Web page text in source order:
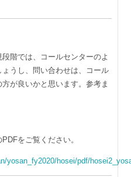
階では、コールセンターのよ
うし、問い合わせは、コール
が良いかと思います。参考ま
をご覧ください。
yosan_fy2020/hosei/pdf/